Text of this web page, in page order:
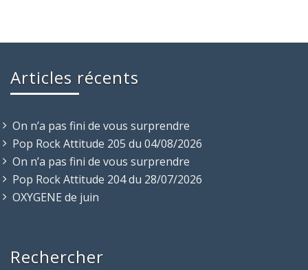
Articles récents
On n’a pas fini de vous surprendre
Pop Rock Attitude 205 du 04/08/2026
On n’a pas fini de vous surprendre
Pop Rock Attitude 204 du 28/07/2026
OXYGENE de juin
Rechercher